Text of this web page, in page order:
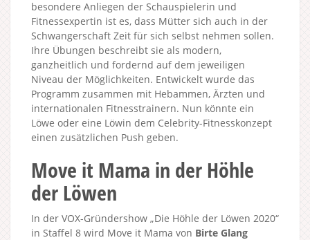
besondere Anliegen der Schauspielerin und
Fitnessexpertin ist es, dass Mütter sich auch in der
Schwangerschaft Zeit für sich selbst nehmen sollen.
Ihre Übungen beschreibt sie als modern,
ganzheitlich und fordernd auf dem jeweiligen
Niveau der Möglichkeiten. Entwickelt wurde das
Programm zusammen mit Hebammen, Ärzten und
internationalen Fitnesstrainern. Nun könnte ein
Löwe oder eine Löwin dem Celebrity-Fitnesskonzept
einen zusätzlichen Push geben.
Move it Mama in der Höhle
der Löwen
In der VOX-Gründershow „Die Höhle der Löwen 2020“
in Staffel 8 wird Move it Mama von Birte Glang